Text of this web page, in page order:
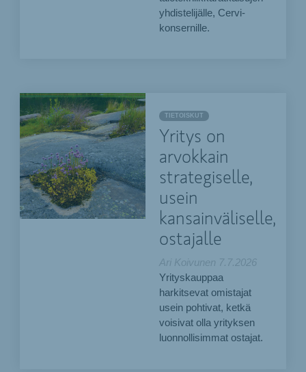
yhdistelijälle, Cervi-
konsernille.
TIETOISKUT
Yritys on
arvokkain
strategiselle,
usein
kansainväliselle,
ostajalle
Ari Koivunen 7.7.2026
Yrityskauppaa
harkitsevat omistajat
usein pohtivat, ketkä
voisivat olla yrityksen
luonnollisimmat ostajat.